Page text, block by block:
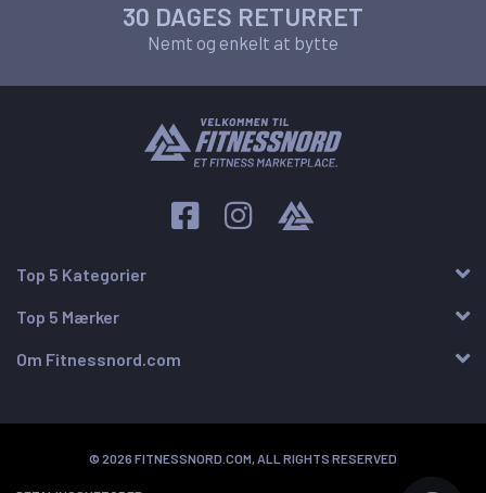
30 DAGES RETURRET
Nemt og enkelt at bytte
Top 5 Kategorier
Top 5 Mærker
Om Fitnessnord.com
© 2026 FITNESSNORD.COM, ALL RIGHTS RESERVED